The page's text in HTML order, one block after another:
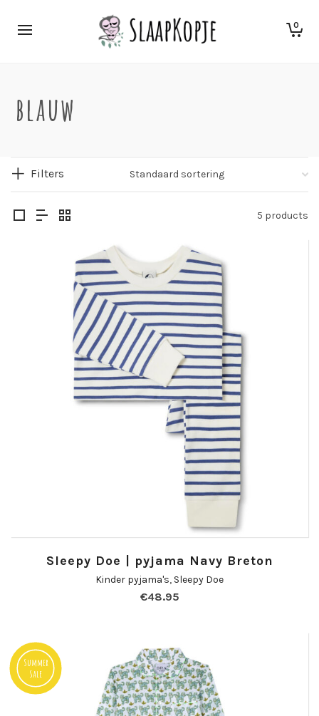
0
blauw
Filters
5 products
Sleepy Doe | pyjama Navy Breton
Kinder pyjama's, Sleepy Doe
€48.95
Summer
Sale